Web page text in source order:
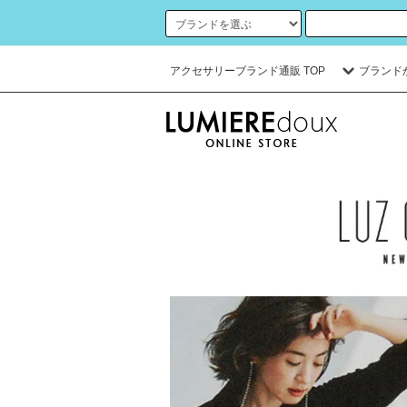
アクセサリーブランド通販 TOP ブランド